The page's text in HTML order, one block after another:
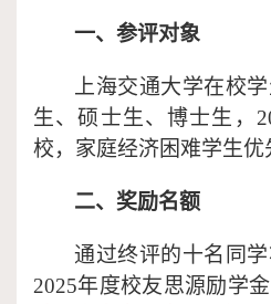
一、参评对象
上海交通大学在校
生、硕士生、博士生，
校，家庭经济困难学生优
二、奖励名额
通过终评的十名同
2025年度校友思源励学金